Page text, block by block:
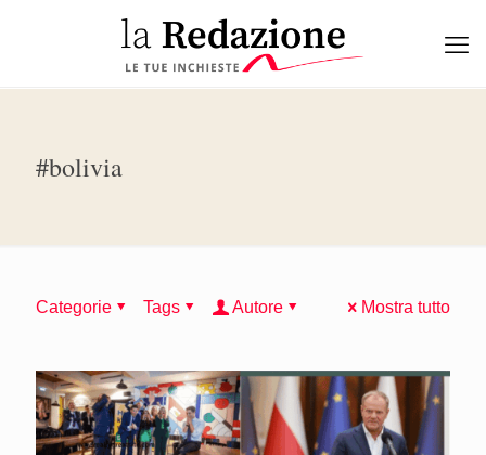
#bolivia
Categorie Tags Autore Mostra tutto